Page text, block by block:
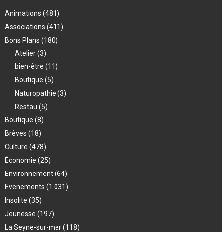
Animations (481)
Associations (411)
Bons Plans (180)
Atelier(3)
bien-être (11)
Boutique (5)
Naturopathie (3)
Restau (5)
Boutique (8)
Brèves (18)
Culture (478)
Économie (25)
Environnement(64)
Evenements (1 031)
Insolite (35)
Jeunesse (197)
La Seyne-sur-mer(118)